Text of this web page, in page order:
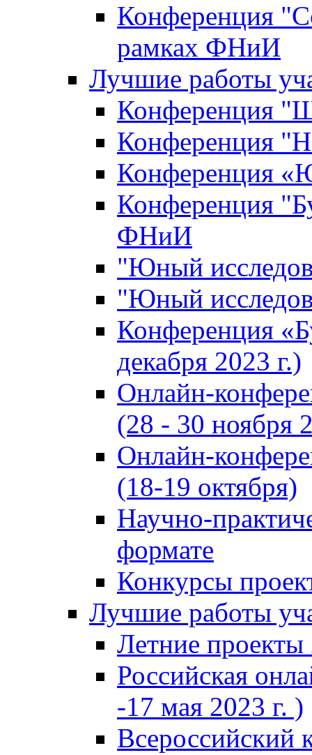
Конференция
рамках ФНиИ
Лучшие работы
Конференция
Конференция
Конференция
Конференция
ФНиИ
"Юный
"Юный
Конференция
декабря 2023 г.)
Онлайн-
(28 - 30 ноября
Онлайн-
(18-19 октября)
Научно-
формате
Конкурсы
Лучшие работы
Летние проекты
Российская
-17 мая 2023 г. )
Всероссийский